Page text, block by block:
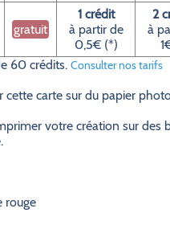
gratuit
1 crédit
à partir de
0,5€ (*)
2
à
60 crédits. Consulter nos tarifs
cette carte sur du papier
votre création sur
rouge